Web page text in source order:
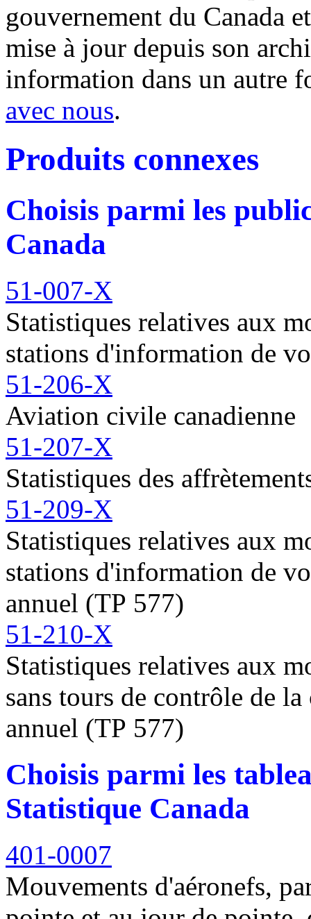
gouvernement du Canada
mise à jour depuis son
information dans un autre
avec nous.
Produits connexes
Choisis parmi les
Canada
51-007-X
Statistiques relatives aux
stations d'information de
51-206-X
Aviation civile canadienne
51-207-X
Statistiques des
51-209-X
Statistiques relatives aux
stations d'information de
annuel (TP 577)
51-210-X
Statistiques relatives aux
sans tours de contrôle de
annuel (TP 577)
Choisis parmi les
Statistique Canada
401-0007
Mouvements d'aéronefs,